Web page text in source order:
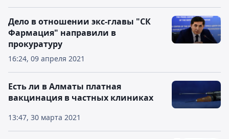
16:24, 09 апреля 2021
Дело в отношении экс-главы "СК
Фармация" направили в
прокуратуру
13:47, 30 марта 2021
Есть ли в Алматы платная
вакцинация в частных клиниках